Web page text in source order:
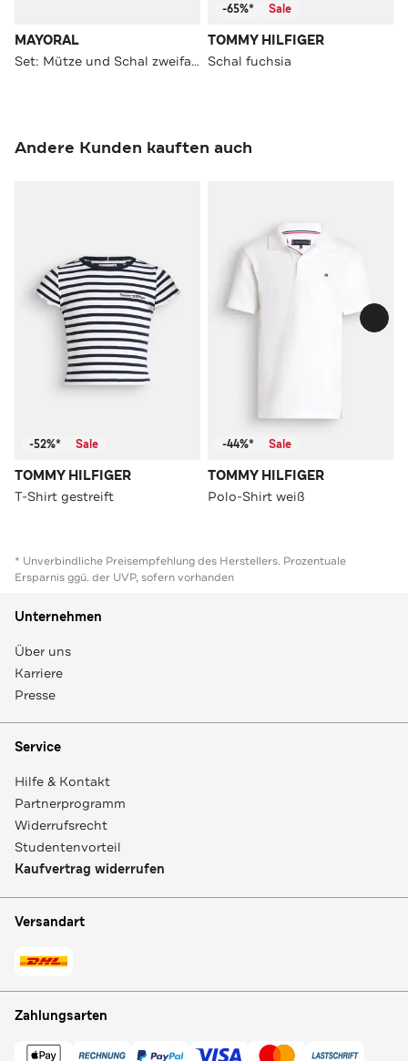
MAYORAL
Set: Mütze und Schal zweifarbig
-65%* Sale
TOMMY HILFIGER
Schal fuchsia
Andere Kunden kauften auch
-52%* Sale
TOMMY HILFIGER
T-Shirt gestreift
-44%* Sale
TOMMY HILFIGER
Polo-Shirt weiß
* Unverbindliche Preisempfehlung des Herstellers. Prozentuale
Ersparnis ggü. der UVP, sofern vorhanden
Unternehmen
Über uns
Karriere
Presse
Service
Hilfe & Kontakt
Partnerprogramm
Widerrufsrecht
Studentenvorteil
Kaufvertrag widerrufen
Versandart
Zahlungsarten